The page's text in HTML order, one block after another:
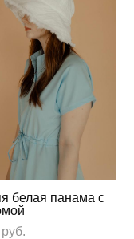
белая панама с